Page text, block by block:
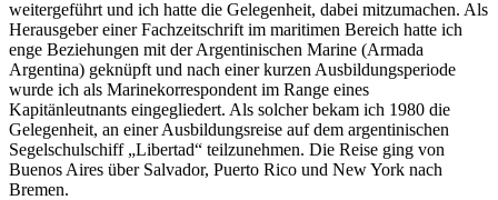
weitergeführt und ich hatte die Gelegenheit, dabei mitzumachen. Als
Herausgeber einer Fachzeitschrift im maritimen Bereich hatte ich
enge Beziehungen mit der Argentinischen Marine (Armada
Argentina) geknüpft und nach einer kurzen Ausbildungsperiode
wurde ich als Marinekorrespondent im Range eines
Kapitänleutnants eingegliedert. Als solcher bekam ich 1980 die
Gelegenheit, an einer Ausbildungsreise auf dem argentinischen
Segelschulschiff Libertad
teilzunehmen. Die Reise ging von
Buenos Aires über Salvador, Puerto Rico und New York nach
Bremen.